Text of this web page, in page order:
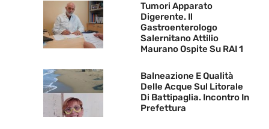
Tumori Apparato
Digerente. Il
Gastroenterologo
Salernitano Attilio
Maurano Ospite Su RAI 1
Balneazione E Qualità
Delle Acque Sul Litorale
Di Battipaglia. Incontro In
Prefettura